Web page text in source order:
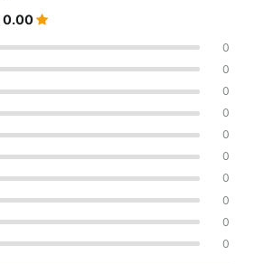
0.00
0
0
0
0
0
0
0
0
0
0